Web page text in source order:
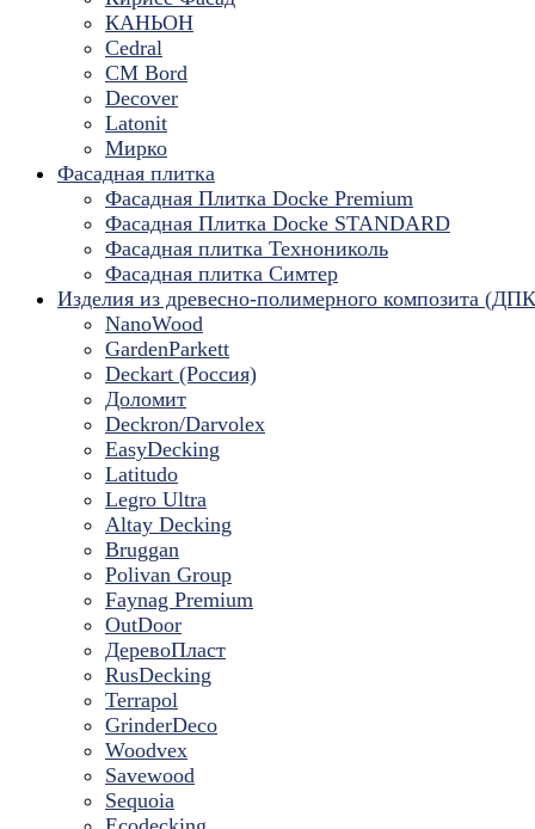
КАНЬОН
Cedral
CM Bord
Decover
Latonit
Мирко
Фасадная плитка
Фасадная Плитка Docke Premium
Фасадная Плитка Docke STANDARD
Фасадная плитка Технониколь
Фасадная плитка Симтер
Изделия из древесно-полимерного композита
NanoWood
GardenParkett
Deckart (Россия)
Доломит
Deckron/Darvolex
EasyDecking
Latitudo
Legro Ultra
Altay Decking
Bruggan
Polivan Group
Faynag Premium
OutDoor
ДеревоПласт
RusDecking
Terrapol
GrinderDeco
Woodvex
Savewood
Sequoia